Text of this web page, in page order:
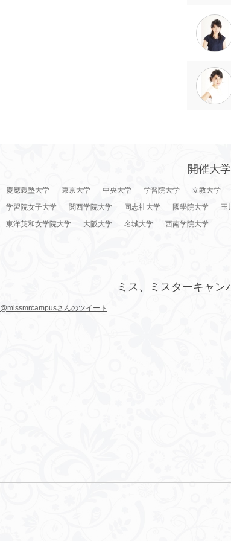
開催大
慶應義塾大学 東京大学 中央大学 学習院大学 立教大学
学習院女子大学
関西学院大学 同志社大学 國學院大学 玉
東洋英和女学院大学
大阪大学 名城大学 西南学院大学
ミス、ミスターキャン
@missmrcampusさんのツイート